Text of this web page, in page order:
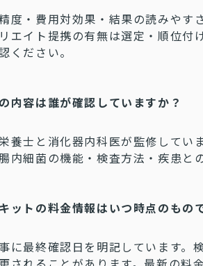
度・費用対効果・結果の読みやす
エイト提携の有無は選定・順位付
ください。
内容は誰が確認していますか？
養士と消化器内科医が監修してい
内細菌の機能・検査方法・疾患と
ットの料金情報はいつ時点のもの
に最終確認日を明記しています。